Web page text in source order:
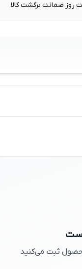
روز ضمانت برگشت کالا
محصول ثبت می‌کنید